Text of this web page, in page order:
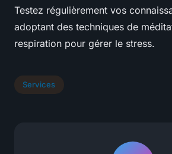
Testez régulièrement vos
adoptant des techniques de
respiration pour gérer le stress.
Services